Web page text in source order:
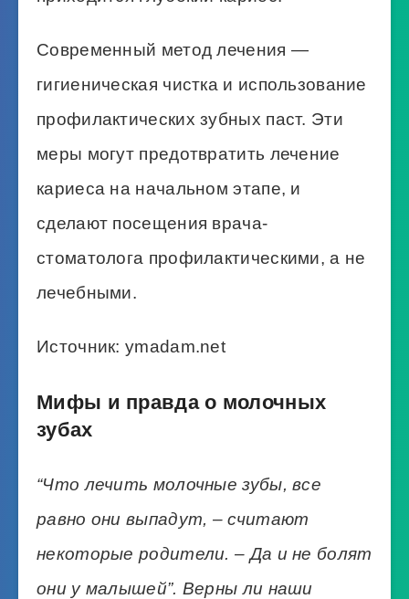
Современный метод лечения —
гигиеническая чистка и использование
профилактических зубных паст. Эти
меры могут предотвратить лечение
кариеса на начальном этапе, и
сделают посещения врача-
стоматолога профилактическими, а не
лечебными.
Источник: ymadam.net
Мифы и правда о молочных
зубах
“Что лечить молочные зубы, все
равно они выпадут, – считают
некоторые родители. – Да и не болят
они у малышей”. Верны ли наши